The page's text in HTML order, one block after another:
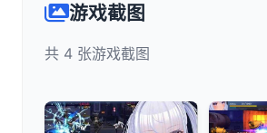
游戏截图
共 4 张游戏截图